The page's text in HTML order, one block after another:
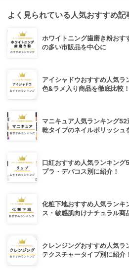
よく見られている人気おすすめ記
ホワイトニング歯磨き粉おす
の多い市販品を中心に
アイシャドウおすすめ人気
色&ラメ入り商品を徹底比較！
マニキュア人気ランキング
乾タイプのネイルポリッシュ
口紅おすすめ人気ランキン
プラ・デパコス別に紹介！
化粧下地おすすめ人気ランキ
ス・敏感肌向けナチュラル商
クレンジングおすすめ人気ラ
テクスチャータイプ別に紹介！